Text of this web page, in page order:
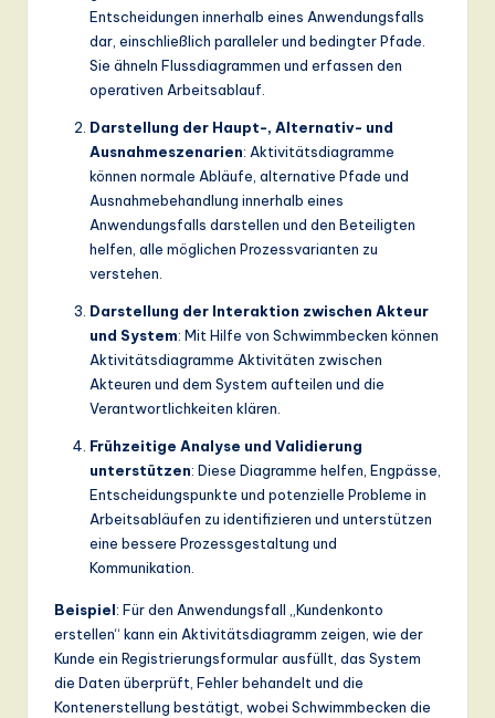
Entscheidungen innerhalb eines Anwendungsfalls
dar, einschließlich paralleler und bedingter Pfade.
Sie ähneln Flussdiagrammen und erfassen den
operativen Arbeitsablauf.
Darstellung der Haupt-, Alternativ- und
Ausnahmeszenarien: Aktivitätsdiagramme
können normale Abläufe, alternative Pfade und
Ausnahmebehandlung innerhalb eines
Anwendungsfalls darstellen und den Beteiligten
helfen, alle möglichen Prozessvarianten zu
verstehen.
Darstellung der Interaktion zwischen Akteur
und System: Mit Hilfe von Schwimmbecken können
Aktivitätsdiagramme Aktivitäten zwischen
Akteuren und dem System aufteilen und die
Verantwortlichkeiten klären.
Frühzeitige Analyse und Validierung
unterstützen: Diese Diagramme helfen, Engpässe,
Entscheidungspunkte und potenzielle Probleme in
Arbeitsabläufen zu identifizieren und unterstützen
eine bessere Prozessgestaltung und
Kommunikation.
Beispiel: Für den Anwendungsfall „Kundenkonto
erstellen“ kann ein Aktivitätsdiagramm zeigen, wie der
Kunde ein Registrierungsformular ausfüllt, das System
die Daten überprüft, Fehler behandelt und die
Kontenerstellung bestätigt, wobei Schwimmbecken die